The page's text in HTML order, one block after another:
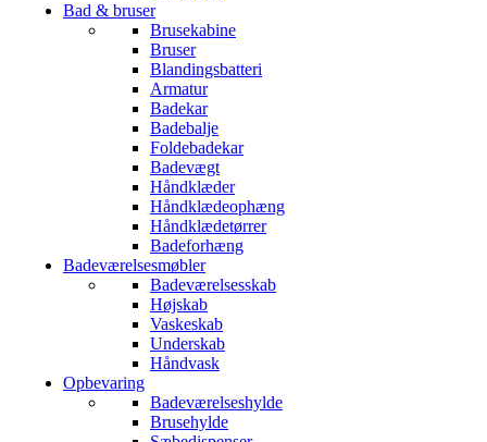
Bad & bruser
Brusekabine
Bruser
Blandingsbatteri
Armatur
Badekar
Badebalje
Foldebadekar
Badevægt
Håndklæder
Håndklædeophæng
Håndklædetørrer
Badeforhæng
Badeværelsesmøbler
Badeværelsesskab
Højskab
Vaskeskab
Underskab
Håndvask
Opbevaring
Badeværelseshylde
Brusehylde